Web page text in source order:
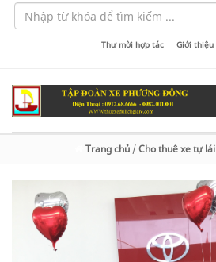
Thư mời hợp tác Giới thiệu
Trang chủ /Cho thuê xe tự lái